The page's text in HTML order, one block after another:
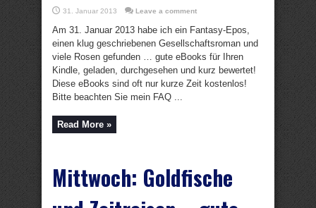
31. Januar 2013 Leave a comment
Am 31. Januar 2013 habe ich ein Fantasy-Epos,
einen klug geschriebenen Gesellschaftsroman und
viele Rosen gefunden … gute eBooks für Ihren
Kindle, geladen, durchgesehen und kurz bewertet!
Diese eBooks sind oft nur kurze Zeit kostenlos!
Bitte beachten Sie mein FAQ ...
Read More »
Mittwoch: Goldfische